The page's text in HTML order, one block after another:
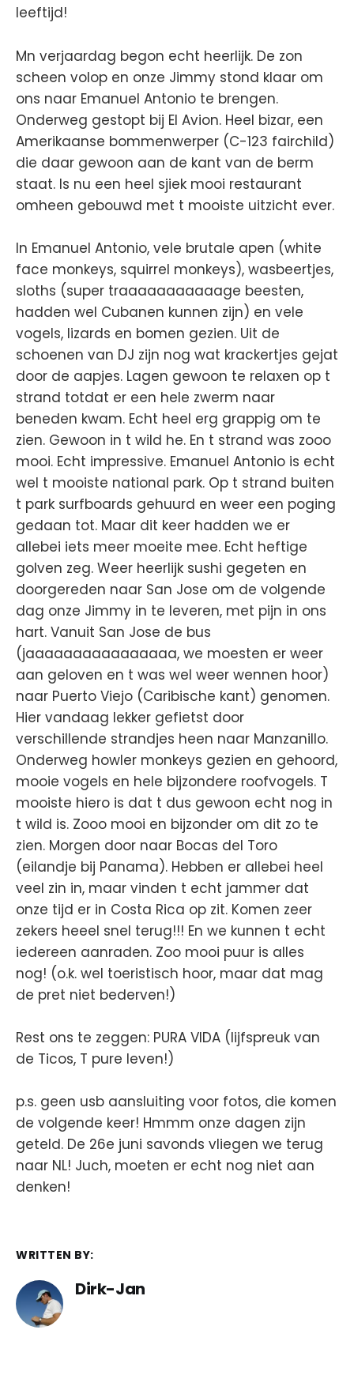
leeftijd!
Mn verjaardag begon echt heerlijk. De zon
scheen volop en onze Jimmy stond klaar om
ons naar Emanuel Antonio te brengen.
Onderweg gestopt bij El Avion. Heel bizar, een
Amerikaanse bommenwerper (C-123 fairchild)
die daar gewoon aan de kant van de berm
staat. Is nu een heel sjiek mooi restaurant
omheen gebouwd met t mooiste uitzicht ever.
In Emanuel Antonio, vele brutale apen (white
face monkeys, squirrel monkeys), wasbeertjes,
sloths (super traaaaaaaaaaage beesten,
hadden wel Cubanen kunnen zijn) en vele
vogels, lizards en bomen gezien. Uit de
schoenen van DJ zijn nog wat krackertjes gejat
door de aapjes. Lagen gewoon te relaxen op t
strand totdat er een hele zwerm naar
beneden kwam. Echt heel erg grappig om te
zien. Gewoon in t wild he. En t strand was zooo
mooi. Echt impressive. Emanuel Antonio is echt
wel t mooiste national park. Op t strand buiten
t park surfboards gehuurd en weer een poging
gedaan tot. Maar dit keer hadden we er
allebei iets meer moeite mee. Echt heftige
golven zeg. Weer heerlijk sushi gegeten en
doorgereden naar San Jose om de volgende
dag onze Jimmy in te leveren, met pijn in ons
hart. Vanuit San Jose de bus
(jaaaaaaaaaaaaaaaa, we moesten er weer
aan geloven en t was wel weer wennen hoor)
naar Puerto Viejo (Caribische kant) genomen.
Hier vandaag lekker gefietst door
verschillende strandjes heen naar Manzanillo.
Onderweg howler monkeys gezien en gehoord,
mooie vogels en hele bijzondere roofvogels. T
mooiste hiero is dat t dus gewoon echt nog in
t wild is. Zooo mooi en bijzonder om dit zo te
zien. Morgen door naar Bocas del Toro
(eilandje bij Panama). Hebben er allebei heel
veel zin in, maar vinden t echt jammer dat
onze tijd er in Costa Rica op zit. Komen zeer
zekers heeel snel terug!!! En we kunnen t echt
iedereen aanraden. Zoo mooi puur is alles
nog! (o.k. wel toeristisch hoor, maar dat mag
de pret niet bederven!)
Rest ons te zeggen: PURA VIDA (lijfspreuk van
de Ticos, T pure leven!)
p.s. geen usb aansluiting voor fotos, die komen
de volgende keer! Hmmm onze dagen zijn
geteld. De 26e juni savonds vliegen we terug
naar NL! Juch, moeten er echt nog niet aan
denken!
WRITTEN BY:
Dirk-Jan